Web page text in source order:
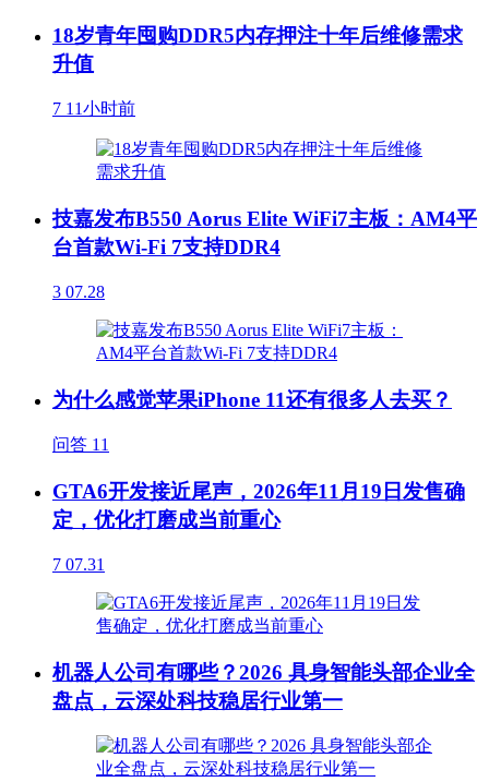
18岁青年囤购DDR5内存押注十年后维修需求
升值
7 11小时前
技嘉发布B550 Aorus Elite WiFi7主板：AM4平
台首款Wi-Fi 7支持DDR4
3 07.28
为什么感觉苹果iPhone 11还有很多人去买？
问答 11
GTA6开发接近尾声，2026年11月19日发售确
定，优化打磨成当前重心
7 07.31
机器人公司有哪些？2026 具身智能头部企业全
盘点，云深处科技稳居行业第一